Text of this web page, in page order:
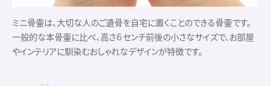
ミニ骨壷は、大切な人のご遺骨を自宅に置くことのできる骨壷です。
一般的な本骨壷に比べ、高さ６センチ前後の小さなサイズで、お部屋
やインテリアに馴染むおしゃれなデザインが特徴です。